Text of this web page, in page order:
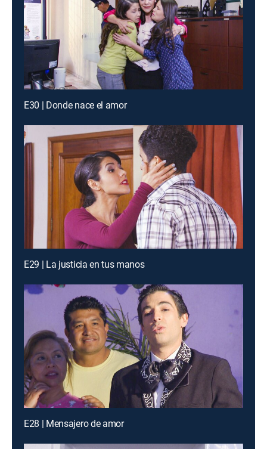
E30 | Donde nace el amor
E29 | La justicia en tus manos
E28 | Mensajero de amor